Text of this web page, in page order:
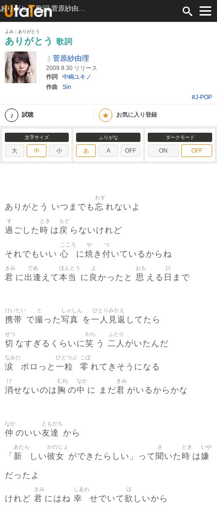
よみ：ありがとう
ありがとう
歌詞
菅原紗由理
2009.9.30 リリース
作詞
中嶋ユキノ
作曲
Sin
#J-POP
試聴 ★ お気に入り登録
文字サイズ
大 中 小
ふりがな
あ A OFF
ダークモード
ON OFF
ありがとう いつまでも忘
わす
れないよ
過
す
ごした 時
とき
は戻
もど
らないけれど
それでもいい 心
こころ
に焼
や
き 付
つ
いているからね
君
きみ
に出逢
であ
えて本当
ほんとう
に 良
よ
かったと 思
おも
える 日
ひ
まで
携帯
けいたい
で撮
と
った写真
しゃしん
を一人見返
ひとりみかえ
してたら
切
せつ
なすぎるくらいに笑
わら
う 二人
ふたり
がいたんだ
涙
なみだ
ポロっと 一粒
ひとつぶ
零
こぼ
れてきそうになる
消
け
せないのは胸
むね
の中
なか
に まだ君
きみ
がいるからかな
仲
なか
のいい友達
ともだち
から
「 新
あたら
しい彼女
かのじょ
ができたらしい」って 聞
き
いた 時
とき
は嫌
いや
だったよ
けれど 君
きみ
にはね 幸
しあわ
せでいて欲
ほ
しいから